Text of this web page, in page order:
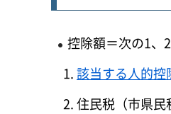
控除額＝次の1、
該当する人的
住民税（市県